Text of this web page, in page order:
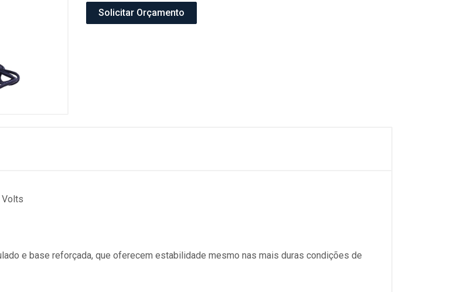
Solicitar Orçamento
Volts
e base reforçada, que oferecem estabilidade mesmo nas mais duras condições de